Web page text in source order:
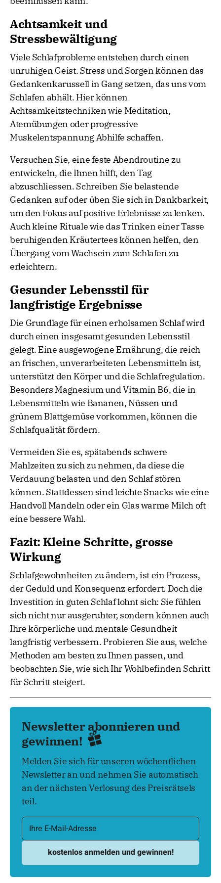
Achtsamkeit und
Stressbewältigung
Viele Schlafprobleme entstehen durch einen
unruhigen Geist. Stress und Sorgen können das
Gedankenkarussell in Gang setzen, das uns vom
Schlafen abhält. Hier können
Achtsamkeitstechniken wie Meditation,
Atemübungen oder progressive
Muskelentspannung Abhilfe schaffen.
Versuchen Sie, eine feste Abendroutine zu
entwickeln, die Ihnen hilft, den Tag
abzuschliessen. Schreiben Sie belastende
Gedanken auf oder üben Sie sich in Dankbarkeit,
um den Fokus auf positive Erlebnisse zu lenken.
Auch kleine Rituale wie das Trinken einer Tasse
beruhigenden Kräutertees können helfen, den
Übergang vom Wachsein zum Schlafen zu
erleichtern.
Gesunder Lebensstil für
langfristige Ergebnisse
Die Grundlage für einen erholsamen Schlaf wird
durch einen insgesamt gesunden Lebensstil
gelegt. Eine ausgewogene Ernährung, die reich
an frischen, unverarbeiteten Lebensmitteln ist,
unterstützt den Körper und die Schlafregulation.
Besonders Magnesium und Vitamin B6, die in
Lebensmitteln wie Bananen, Nüssen und
grünem Blattgemüse vorkommen, können die
Schlafqualität fördern.
Vermeiden Sie es, spätabends schwere
Mahlzeiten zu sich zu nehmen, da diese die
Verdauung belasten und den Schlaf stören
können. Stattdessen sind leichte Snacks wie eine
Handvoll Mandeln oder ein Glas warme Milch oft
eine bessere Wahl.
Fazit: Kleine Schritte, grosse
Wirkung
Schlafgewohnheiten zu ändern, ist ein Prozess,
der Geduld und Konsequenz erfordert. Doch die
Investition in guten Schlaf lohnt sich: Sie fühlen
sich nicht nur ausgeruhter, sondern können auch
Ihre körperliche und mentale Gesundheit
langfristig verbessern. Probieren Sie aus, welche
Methoden am besten zu Ihnen passen, und
beobachten Sie, wie sich Ihr Wohlbefinden Schritt
für Schritt steigert.
Newsletter abonnieren und
gewinnen!
Melden Sie sich für unseren wöchentlichen
Newsletter an und nehmen Sie automatisch
an der nächsten Verlosung des Preisrätsels
teil.